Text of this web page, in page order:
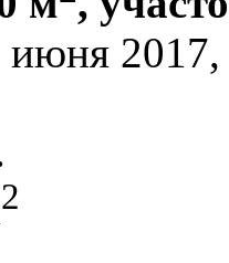
июня
2